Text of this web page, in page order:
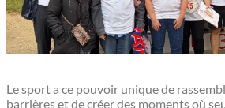
Le sport a ce pouvoir unique de
barrières et de créer des moments où